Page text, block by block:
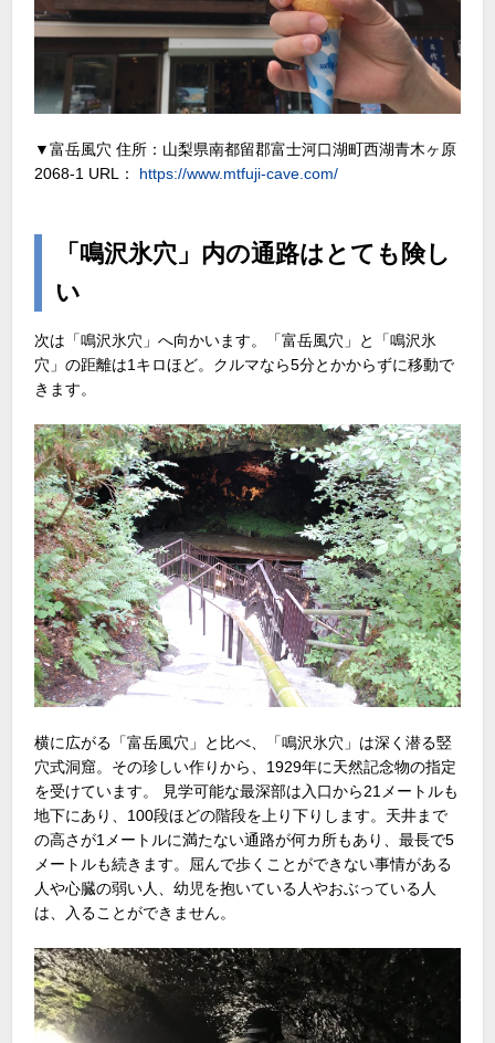
▼富岳風穴 住所：山梨県南都留郡富士河口湖町西湖青木ヶ原
2068-1 URL：
https://www.mtfuji-cave.com/
「鳴沢氷穴」内の通路はとても険し
い
次は「鳴沢氷穴」へ向かいます。「富岳風穴」と「鳴沢氷
穴」の距離は1キロほど。クルマなら5分とかからずに移動で
きます。
横に広がる「富岳風穴」と比べ、「鳴沢氷穴」は深く潜る竪
穴式洞窟。その珍しい作りから、1929年に天然記念物の指定
を受けています。 見学可能な最深部は入口から21メートルも
地下にあり、100段ほどの階段を上り下りします。天井まで
の高さが1メートルに満たない通路が何カ所もあり、最長で5
メートルも続きます。屈んで歩くことができない事情がある
人や心臓の弱い人、幼児を抱いている人やおぶっている人
は、入ることができません。